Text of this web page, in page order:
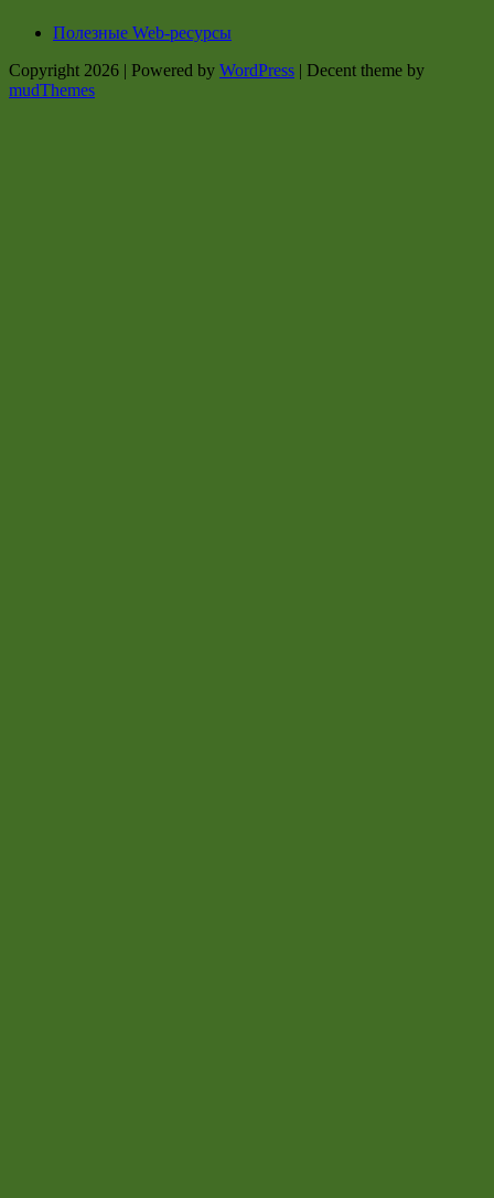
Полезные Web-ресурсы
Copyright 2026 | Powered by WordPress | Decent theme by
mudThemes